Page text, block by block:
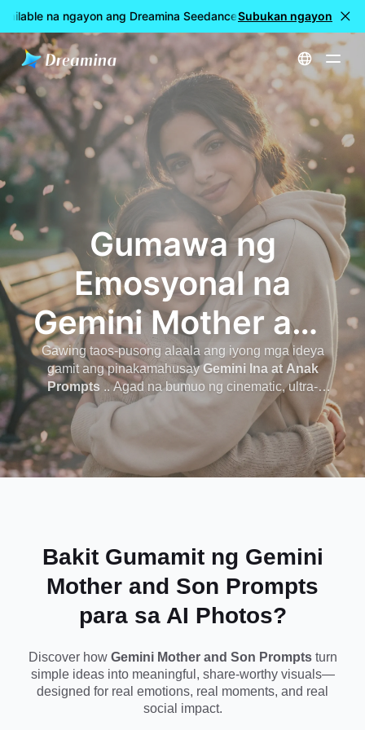
na ngayon ang Dreamina Seedance 2.5 🎉 LIVE na
Subukan ngayon
Home
Gumawa ng
Emosyonal na
Gemini Mother and
Son Prompts para
sa Mga
Nakamamanghang
AI Photos
Gawing taos-pusong alaala ang iyong mga ideya
gamit ang pinakamahusayGemini Ina at Anak
Prompts .. Agad na bumuo ng cinematic, ultra-
realistic na ina at anak na AI na mga larawan na
kumukuha ng pagmamahal, koneksyon, at
makabuluhang mga sandali - perpekto para sa
Mother 's Day, social sharing, o walang hanggang
mga alaala. Kopyahin, i-paste, at likhain lamang.
Bakit Gumamit ng Gemini
Mother and Son Prompts
para sa AI Photos?
Discover how Gemini Mother and Son Promptsturn
simple ideas into meaningful, share-worthy visuals—
designed for real emotions, real moments, and real
social impact.